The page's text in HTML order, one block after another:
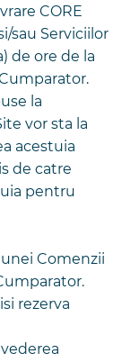
CORE
sau Serviciilor
de ore de la
la
vor sta la
acestuia
de catre
pentru
Comenzii
rezerva